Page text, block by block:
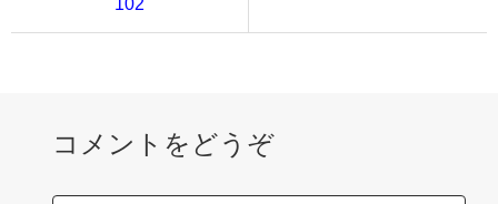
コメントをどうぞ